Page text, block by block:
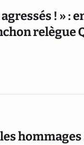
! » :
relègue